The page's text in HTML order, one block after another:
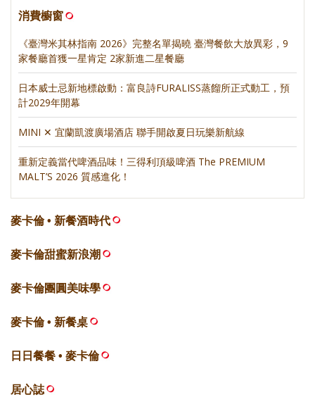
消費櫥窗
《臺灣米其林指南 2026》完整名單揭曉 臺灣餐飲大放異彩，9
家餐廳首獲一星肯定 2家新進二星餐廳
日本威士忌新地標啟動：富良詩FURALISS蒸餾所正式動工，預
計2029年開幕
MINI ✕ 宜蘭凱渡廣場酒店 聯手開啟夏日玩樂新航線
重新定義當代啤酒品味！三得利頂級啤酒 The PREMIUM
MALT’S 2026 質感進化！
麥卡倫 • 新餐酒時代
麥卡倫甜蜜新浪潮
麥卡倫團圓美味學
麥卡倫 • 新餐桌
日日餐餐 • 麥卡倫
居心誌